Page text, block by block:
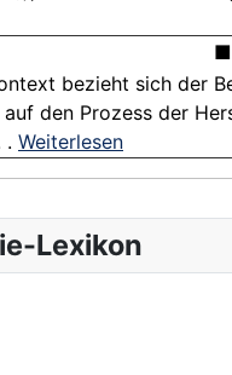
bezieht sich der
den Prozess der
. Weiterlesen
Lexikon